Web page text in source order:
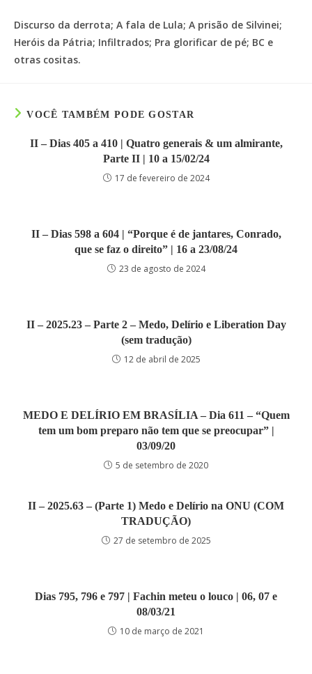
Discurso da derrota; A fala de Lula; A prisão de Silvinei;
Heróis da Pátria; Infiltrados; Pra glorificar de pé; BC e
otras cositas.
VOCÊ TAMBÉM PODE GOSTAR
II – Dias 405 a 410 | Quatro generais & um almirante,
Parte II | 10 a 15/02/24
17 de fevereiro de 2024
II – Dias 598 a 604 | “Porque é de jantares, Conrado,
que se faz o direito” | 16 a 23/08/24
23 de agosto de 2024
II – 2025.23 – Parte 2 – Medo, Delírio e Liberation Day
(sem tradução)
12 de abril de 2025
MEDO E DELÍRIO EM BRASÍLIA – Dia 611 – “Quem
tem um bom preparo não tem que se preocupar” |
03/09/20
5 de setembro de 2020
II – 2025.63 – (Parte 1) Medo e Delírio na ONU (COM
TRADUÇÃO)
27 de setembro de 2025
Dias 795, 796 e 797 | Fachin meteu o louco | 06, 07 e
08/03/21
10 de março de 2021